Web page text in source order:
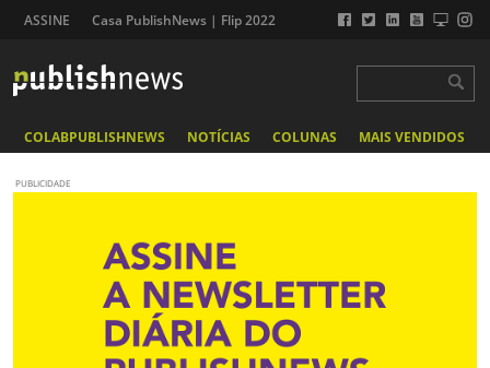
ASSINE Casa PublishNews | Flip 2022
COLABPUBLISHNEWS NOTÍCIAS COLUNAS MAIS VENDIDOS
PUBLICIDADE